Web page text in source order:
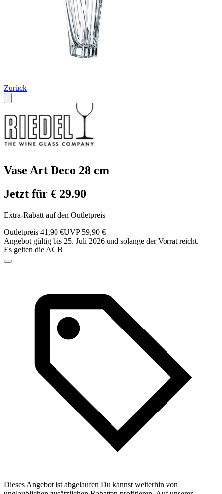
Zurück
Vase Art Deco 28 cm
Jetzt für € 29.90
Extra-Rabatt auf den Outletpreis
Outletpreis 41,90 €UVP 59,90 €
Angebot gültig bis 25. Juli 2026 und solange der Vorrat reicht.
Es gelten die AGB
Dieses Angebot ist abgelaufen Du kannst weiterhin von